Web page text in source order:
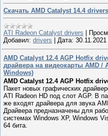
Скачать AMD Catalyst 14.4
ATI Radeon Catalyst drivers |
Добавил: drivers | Дата: 30.11.2021
AMD Catalyst 12.4 AGP Hotfix
драйвера на видеокарты AMD /
Windows)
AMD Catalyst 12.4 AGP Hotfix
Пакет новых графических
ATI Radeon HD под слот AGP. В
же входят драйвера для звука
Драйвера предназначены для
системах Windows XP, Windows
64 бита.